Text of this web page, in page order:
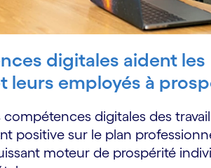
digitales aident les
leurs employés à
compétences digitales des
positive sur le plan
moteur de prospérité